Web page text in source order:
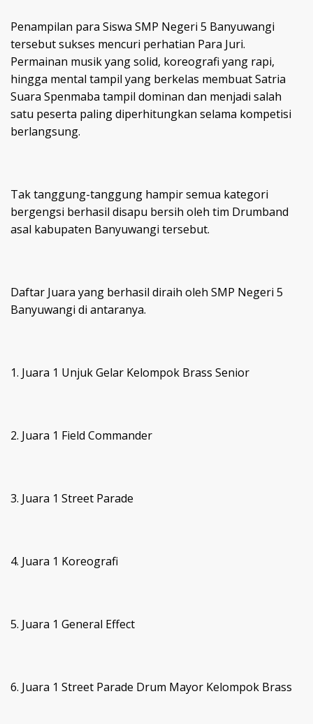
Penampilan para Siswa SMP Negeri 5 Banyuwangi
tersebut sukses mencuri perhatian Para Juri.
Permainan musik yang solid, koreografi yang rapi,
hingga mental tampil yang berkelas membuat Satria
Suara Spenmaba tampil dominan dan menjadi salah
satu peserta paling diperhitungkan selama kompetisi
berlangsung.
Tak tanggung-tanggung hampir semua kategori
bergengsi berhasil disapu bersih oleh tim Drumband
asal kabupaten Banyuwangi tersebut.
Daftar Juara yang berhasil diraih oleh SMP Negeri 5
Banyuwangi di antaranya.
1. Juara 1 Unjuk Gelar Kelompok Brass Senior
2. Juara 1 Field Commander
3. Juara 1 Street Parade
4. Juara 1 Koreografi
5. Juara 1 General Effect
6. Juara 1 Street Parade Drum Mayor Kelompok Brass